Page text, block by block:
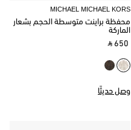
MICHAEL MICHAEL KORS
محفظة براينت متوسطة الحجم بشعار
الماركة
‎ ⃁ 650 ‎
وصل حديثًا